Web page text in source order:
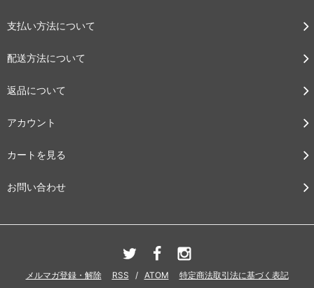
支払い方法について
配送方法について
返品について
アカウント
カートを見る
お問い合わせ
メルマガ登録・解除 RSS / ATOM 特定商法取引法に基づく表記